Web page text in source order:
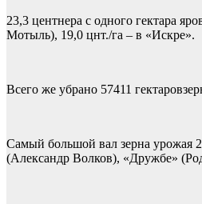
23,3 центнера с одного гектара
Мотыль), 19,0 цнт./га – в «Искре».
Всего же убрано 57411
Самый большой вал зерна урожая
(Александр Волков), «Дружбе»